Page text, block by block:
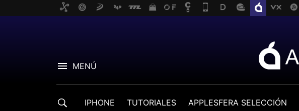
MENÚ
IPHONE TUTORIALES APPLESFERA SELECCIÓN